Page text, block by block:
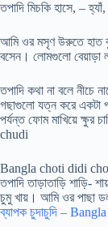
তপাদি মিচকি হাসে, –
আমি ওর মসৃণ উরুতে হাত
বসেন। লোমগুলো
তপাদি কথা না বলে নীচে
গছাগুলো যত্ন করে একটা
পর্যন্ত ফোম মাখিয়ে ক্ষুর
chudi
Bangla choti didi
তপাদি তাড়াতাড়ি শাড়ি-
চুমু খায়। আমি ওর পাছা
ব্যাপক চুদাচুদি –